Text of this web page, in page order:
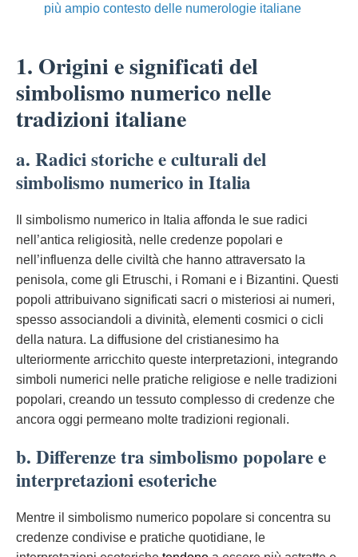
più ampio contesto delle numerologie italiane
1. Origini e significati del
simbolismo numerico nelle
tradizioni italiane
a. Radici storiche e culturali del
simbolismo numerico in Italia
Il simbolismo numerico in Italia affonda le sue radici
nell’antica religiosità, nelle credenze popolari e
nell’influenza delle civiltà che hanno attraversato la
penisola, come gli Etruschi, i Romani e i Bizantini. Questi
popoli attribuivano significati sacri o misteriosi ai numeri,
spesso associandoli a divinità, elementi cosmici o cicli
della natura. La diffusione del cristianesimo ha
ulteriormente arricchito queste interpretazioni, integrando
simboli numerici nelle pratiche religiose e nelle tradizioni
popolari, creando un tessuto complesso di credenze che
ancora oggi permeano molte tradizioni regionali.
b. Differenze tra simbolismo popolare e
interpretazioni esoteriche
Mentre il simbolismo numerico popolare si concentra su
credenze condivise e pratiche quotidiane, le